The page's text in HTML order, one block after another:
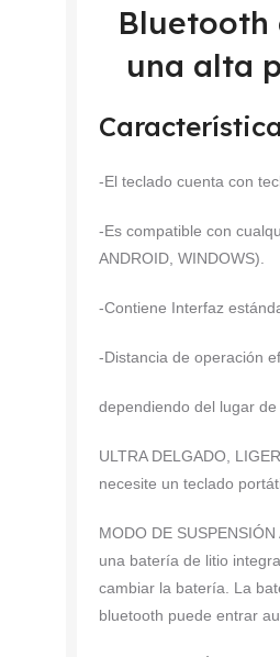
Bluetooth
una alta
-El teclado cuenta con
-Es compatible con
ANDROID, WINDOWS).
-Contiene Interfaz
-Distancia de operación
dependiendo del lugar de
ULTRA DELGADO,
necesite un teclado
MODO DE
una batería de litio
cambiar la batería. La
bluetooth puede entrar